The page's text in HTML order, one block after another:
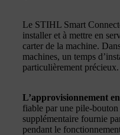
Le STIHL Smart
installer et à mettre en
carter de la machine.
machines, un temps
particulièrement précieux.
L’approvisionnement
fiable par une pile-bouton
supplémentaire fournie
pendant le